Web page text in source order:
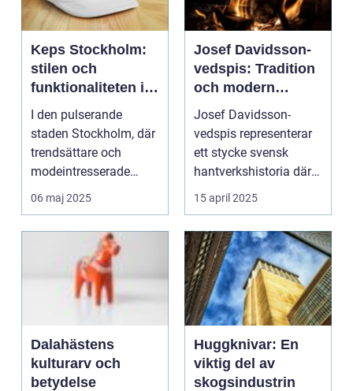
Keps Stockholm:
stilen och
funktionaliteten i
huvudstadens
accessoarvärld
I den pulserande
staden Stockholm, där
trendsättare och
modeintresserade
samsas om utrymme...
06 maj 2025
Josef Davidsson-
vedspis: Tradition
och modern
kvalitet i harmoni
Josef Davidsson-
vedspis representerar
ett stycke svensk
hantverkshistoria där
tradition mö...
15 april 2025
Dalahästens
kulturarv och
betydelse
Huggknivar: En
viktig del av
skogsindustrin